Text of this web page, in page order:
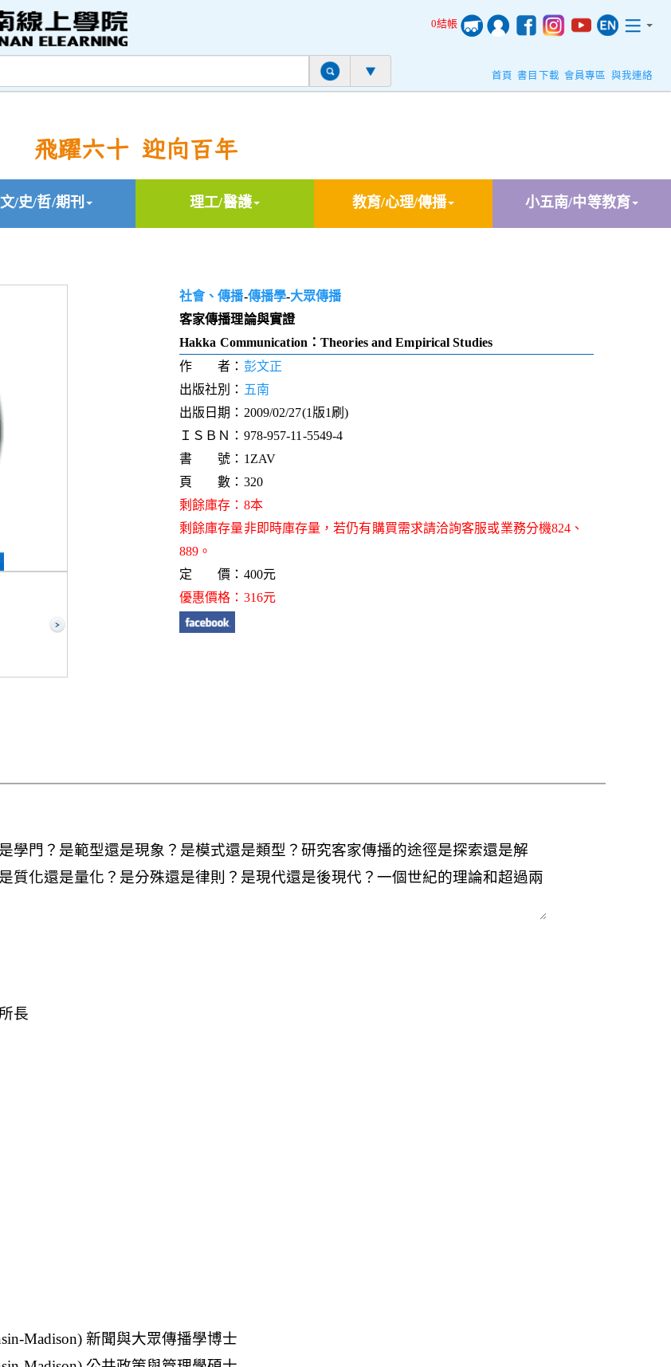
0結帳
首頁 書目下載 會員專區 與我連絡
飛躍六十 迎向百年
文/史/哲/期刊 理工/醫護 教育/心理/傳播 小五南/中等教育
社會、傳播-傳播學-大眾傳播
客家傳播理論與實證
Hakka Communication：Theories and Empirical Studies
作 者： 彭文正
出版社別： 五南
出版日期：2009/02/27(1版1刷)
ＩＳＢＮ：978-957-11-5549-4
書 號：1ZAV
頁 數：320
剩餘庫存：8本
剩餘庫存量非即時庫存量，若仍有購買需求請洽詢客服或業務分機824、
889。
定 價：400元
優惠價格：316元